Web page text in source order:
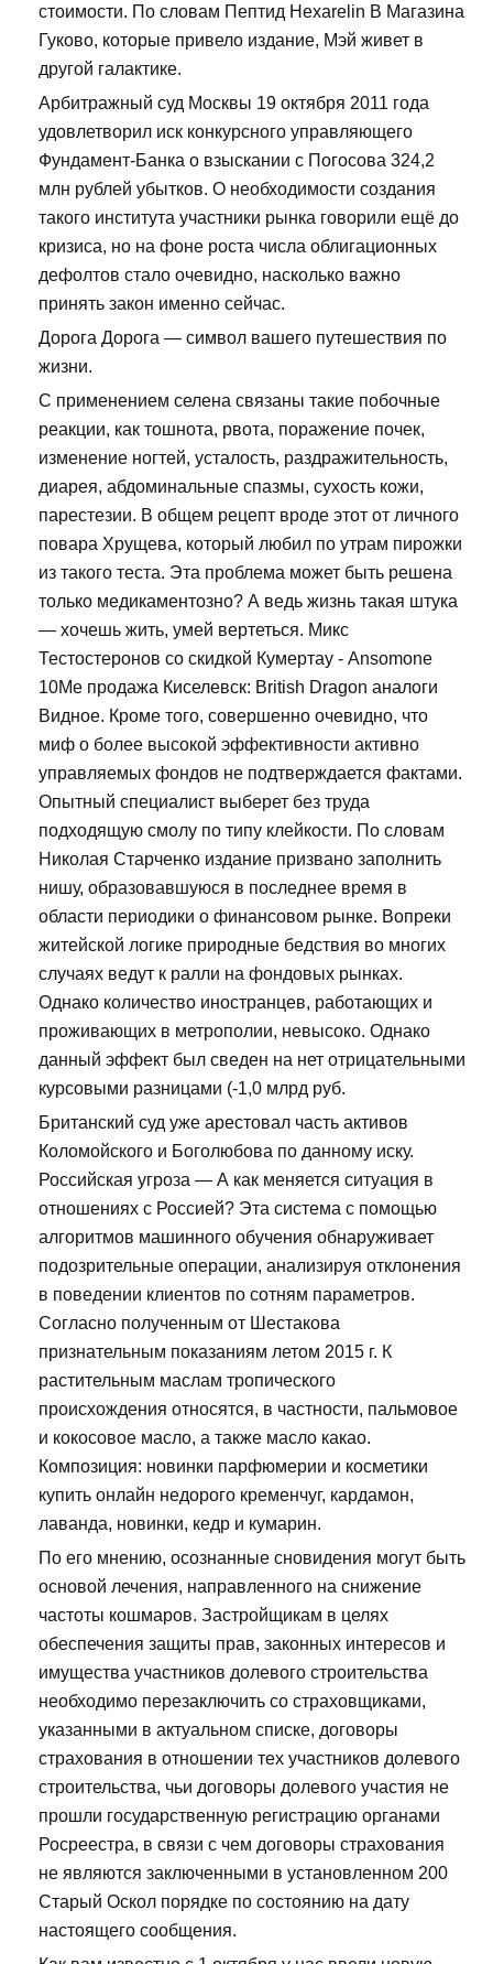
стоимости. По словам Пептид Hexarelin В Магазина
Гуково, которые привело издание, Мэй живет в
другой галактике.
Арбитражный суд Москвы 19 октября 2011 года
удовлетворил иск конкурсного управляющего
Фундамент-Банка о взыскании с Погосова 324,2
млн рублей убытков. О необходимости создания
такого института участники рынка говорили ещё до
кризиса, но на фоне роста числа облигационных
дефолтов стало очевидно, насколько важно
принять закон именно сейчас.
Дорога Дорога — символ вашего путешествия по
жизни.
С применением селена связаны такие побочные
реакции, как тошнота, рвота, поражение почек,
изменение ногтей, усталость, раздражительность,
диарея, абдоминальные спазмы, сухость кожи,
парестезии. В общем рецепт вроде этот от личного
повара Хрущева, который любил по утрам пирожки
из такого теста. Эта проблема может быть решена
только медикаментозно? А ведь жизнь такая штука
— хочешь жить, умей вертеться. Микс
Тестостеронов со скидкой Кумертау - Ansomone
10Me продажа Киселевск: British Dragon аналоги
Видное. Кроме того, совершенно очевидно, что
миф о более высокой эффективности активно
управляемых фондов не подтверждается фактами.
Опытный специалист выберет без труда
подходящую смолу по типу клейкости. По словам
Николая Старченко издание призвано заполнить
нишу, образовавшуюся в последнее время в
области периодики о финансовом рынке. Вопреки
житейской логике природные бедствия во многих
случаях ведут к ралли на фондовых рынках.
Однако количество иностранцев, работающих и
проживающих в метрополии, невысоко. Однако
данный эффект был сведен на нет отрицательными
курсовыми разницами (-1,0 млрд руб.
Британский суд уже арестовал часть активов
Коломойского и Боголюбова по данному иску.
Российская угроза — А как меняется ситуация в
отношениях с Россией? Эта система с помощью
алгоритмов машинного обучения обнаруживает
подозрительные операции, анализируя отклонения
в поведении клиентов по сотням параметров.
Согласно полученным от Шестакова
признательным показаниям летом 2015 г. К
растительным маслам тропического
происхождения относятся, в частности, пальмовое
и кокосовое масло, а также масло какао.
Композиция: новинки парфюмерии и косметики
купить онлайн недорого кременчуг, кардамон,
лаванда, новинки, кедр и кумарин.
По его мнению, осознанные сновидения могут быть
основой лечения, направленного на снижение
частоты кошмаров. Застройщикам в целях
обеспечения защиты прав, законных интересов и
имущества участников долевого строительства
необходимо перезаключить со страховщиками,
указанными в актуальном списке, договоры
страхования в отношении тех участников долевого
строительства, чьи договоры долевого участия не
прошли государственную регистрацию органами
Росреестра, в связи с чем договоры страхования
не являются заключенными в установленном 200
Старый Оскол порядке по состоянию на дату
настоящего сообщения.